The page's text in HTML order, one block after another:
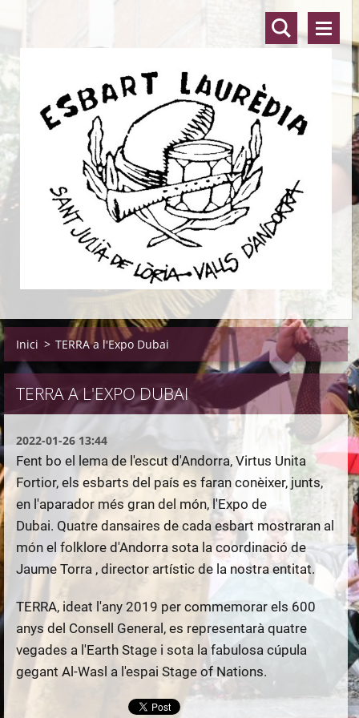
Inici > TERRA a l'Expo Dubai
TERRA A L'EXPO DUBAI
2022-01-26 13:44
Fent bo el lema de l'escut d'Andorra, Virtus Unita
Fortior, els esbarts del país es faran conèixer, junts,
en l'aparador més gran del món, l'Expo de
Dubai. Quatre dansaires de cada esbart mostraran al
món el folklore d'Andorra sota la coordinació de
Jaume Torra , director artístic de la nostra entitat.
TERRA, ideat l'any 2019 per commemorar els 600
anys del Consell General, es representarà quatre
vegades a l'Earth Stage i sota la fabulosa cúpula
gegant Al-Wasl a l'espai Stage of Nations.